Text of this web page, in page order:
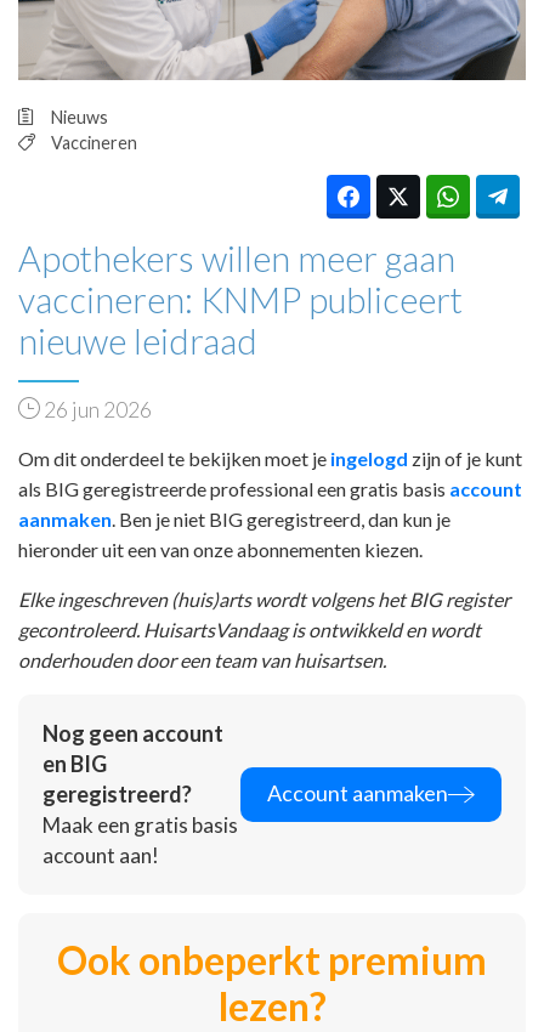
PRAKTIJKZAKEN
TARIEVEN
MEDISCHE VAKHANDEL
Nieuws
Vaccineren
Apothekers willen meer gaan
vaccineren: KNMP publiceert
nieuwe leidraad
26 jun 2026
Om dit onderdeel te bekijken moet je ingelogd zijn of je kunt
als BIG geregistreerde professional een gratis basis account
aanmaken. Ben je niet BIG geregistreerd, dan kun je
hieronder uit een van onze abonnementen kiezen.
Elke ingeschreven (huis)arts wordt volgens het BIG register
gecontroleerd. HuisartsVandaag is ontwikkeld en wordt
onderhouden door een team van huisartsen.
Nog geen account
en BIG
geregistreerd?
Maak een gratis basis
account aan!
Account aanmaken
Ook onbeperkt premium
lezen?